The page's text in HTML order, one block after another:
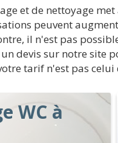
et de nettoyage
peuvent
il n'est pas
devis sur notre site
tarif n'est pas celui
WC à